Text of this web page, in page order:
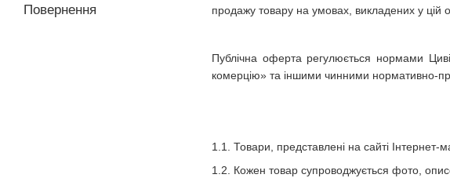
продажу товару на умовах, викладених у цій
Публічна оферта регулюється нормами
комерцію» та іншими чинними нормативно-
1.1. Товари, представлені на сайті
1.2. Кожен товар супроводжується фото,
Повернення